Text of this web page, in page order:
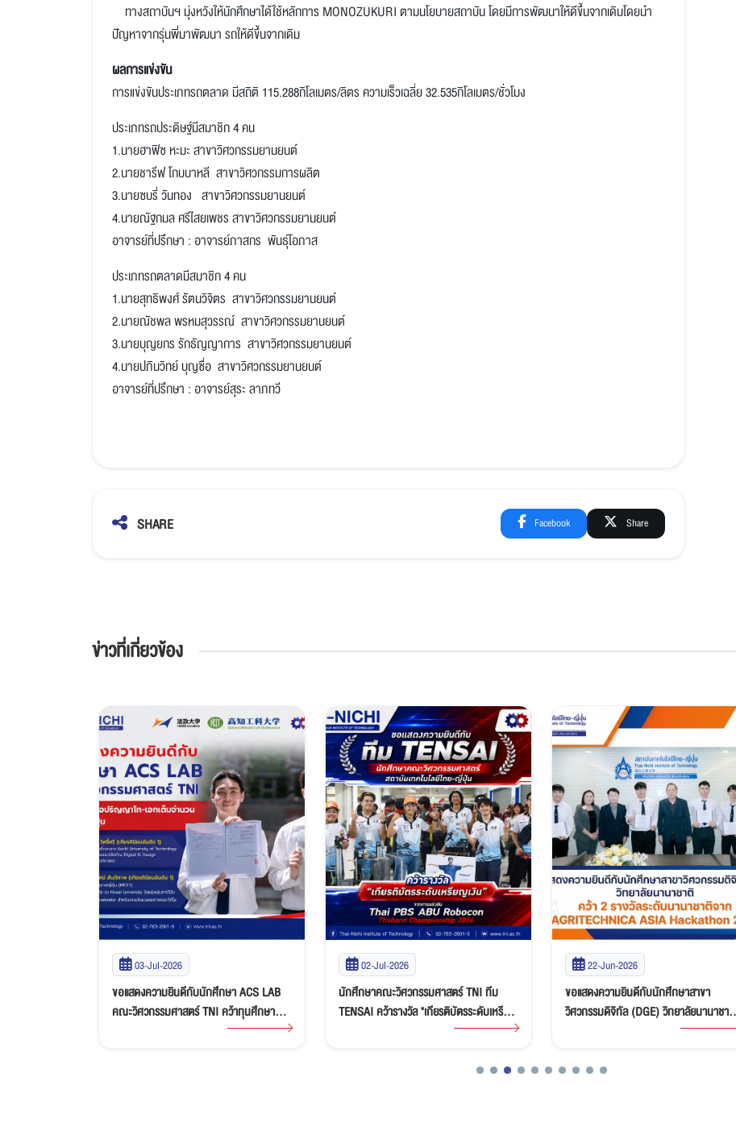
ทางสถาบันฯ มุ่งหวังให้นักศึกษาได้ใช้หลักการ MONOZUKURI ตามนโยบายสถาบัน โดยมีการพัฒนาให้ดีขึ้นจากเดิมโดยนำ
ปัญหาจากรุ่นพี่มาพัฒนา รถให้ดีขึ้นจากเดิม
ผลการแข่งขัน
การแข่งขันประเภทรถตลาด มีสถิติ 115.288กิโลเมตร/ลิตร ความเร็วเฉลี่ย 32.535กิโลเมตร/ชั่วโมง
ประเภทรถประดิษฐ์มีสมาชิก 4 คน
1.นายฮาฟิซ หะมะ สาขาวิศวกรรมยานยนต์
2.นายชารีฟ โกบบาหลี สาขาวิศวกรรมการผลิต
3.นายซบรี่ วันทอง สาขาวิศวกรรมยานยนต์
4.นายณัฐกมล ศรีไสยเพชรสาขาวิศวกรรมยานยนต์
อาจารย์ที่ปรึกษา : อาจารย์ภาสกร พันธุ์โอภาส
ประเภทรถตลาดมีสมาชิก 4 คน
1.นายสุทธิพงศ์ รัตนวิจิตร สาขาวิศวกรรมยานยนต์
2.นายณัชพล พรหมสุวรรณ์ สาขาวิศวกรรมยานยนต์
3.นายบุญยกร รักธัญญาการ สาขาวิศวกรรมยานยนต์
4.นายปภินวิทย์ บุญซื่อ สาขาวิศวกรรมยานยนต์
อาจารย์ที่ปรึกษา : อาจารย์สุระ ลาภทวี
SHARE Facebook Share
ข่าวที่เกี่ยวข้อง
03-Jul-2026
ขอแสดงความยินดีกับนักศึกษา ACS LAB
คณะวิศวกรรมศาสตร์ TNI คว้าทุนศึกษาต่อ
ปริญญาโท-เอกเต็มจำนวน ณ ประเทศญี่ปุ่น
02-Jul-2026
นักศึกษาคณะวิศวกรรมศาสตร์ TNI ทีม
TENSAI คว้ารางวัล "เกียรติบัตรระดับเหรียญ
เงิน" ศึกหุ่นยนต์ Thai PBS ABU Robocon
22-Jun-2026
ขอแสดงความยินดีกับนักศึกษาสาขา
วิศวกรรมดิจิทัล (DGE) วิทยาลัยนานาชาติ
คว้า 2 รางวัลระดับนานาชาติจาก